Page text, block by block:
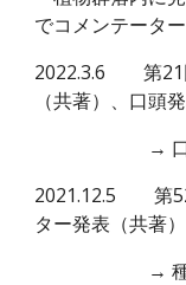
でコメンテータ
2022.3.6
第
（共著）、口頭
→ 口頭発表
2021.12.5
第
ター発表（共著
→